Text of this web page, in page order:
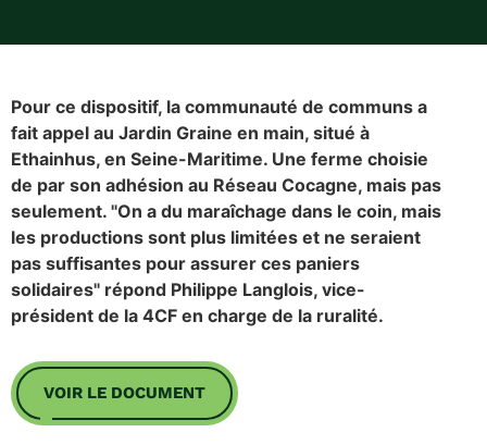
Pour ce dispositif, la communauté de communs a
fait appel au Jardin Graine en main, situé à
Ethainhus, en Seine-Maritime. Une ferme choisie
de par son adhésion au Réseau Cocagne, mais pas
seulement. "On a du maraîchage dans le coin, mais
les productions sont plus limitées et ne seraient
pas suffisantes pour assurer ces paniers
solidaires" répond Philippe Langlois, vice-
président de la 4CF en charge de la ruralité.
VOIR LE DOCUMENT